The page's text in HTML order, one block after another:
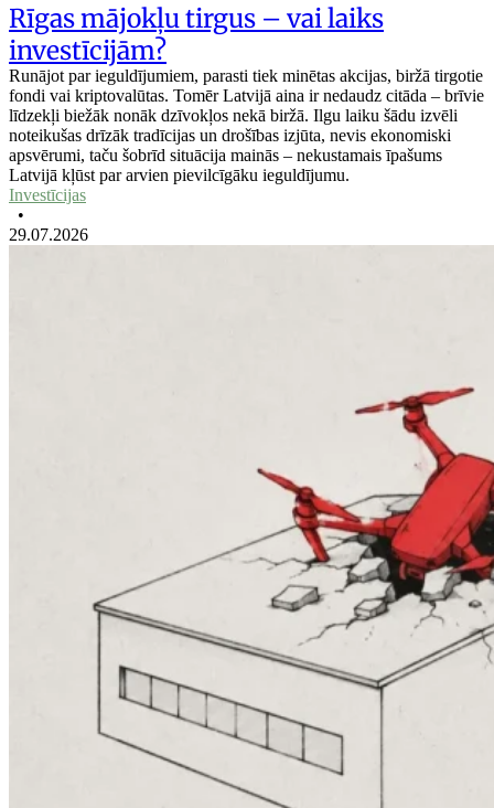
Rīgas mājokļu tirgus – vai laiks
investīcijām?
Runājot par ieguldījumiem, parasti tiek minētas akcijas, biržā tirgotie
fondi vai kriptovalūtas. Tomēr Latvijā aina ir nedaudz citāda – brīvie
līdzekļi biežāk nonāk dzīvokļos nekā biržā. Ilgu laiku šādu izvēli
noteikušas drīzāk tradīcijas un drošības izjūta, nevis ekonomiski
apsvērumi, taču šobrīd situācija mainās – nekustamais īpašums
Latvijā kļūst par arvien pievilcīgāku ieguldījumu.
Investīcijas
•
29.07.2026